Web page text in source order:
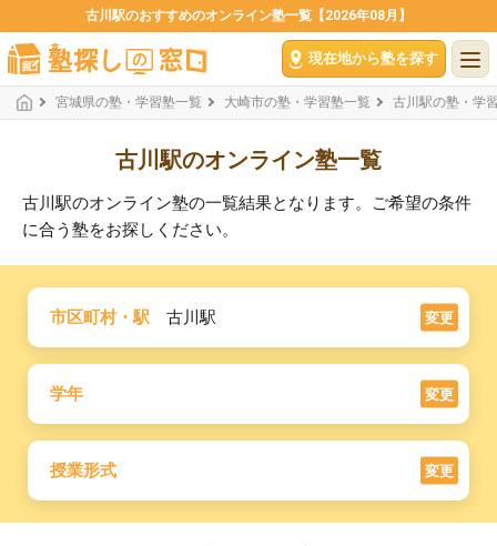
古川駅のおすすめのオンライン塾一覧【2026年08月】
現在地から塾を探す
宮城県の塾・学習塾一覧 大崎市の塾・学習塾一覧 古川駅の塾・学
古川駅のオンライン塾一覧
古川駅のオンライン塾の一覧結果となります。ご希望の条件
に合う塾をお探しください。
市区町村・駅 古川駅 変更
学年 変更
授業形式 変更